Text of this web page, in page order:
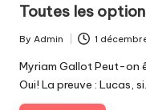
Toutes les
Posted
by
By Admin 1
Tags:
Myriam Gallot Peut-on
Oui! La preuve : Lucas, si…